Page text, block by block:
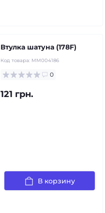
Втулка шатуна (178F)
Код товара: MM004186
0
121 грн.
В корзину